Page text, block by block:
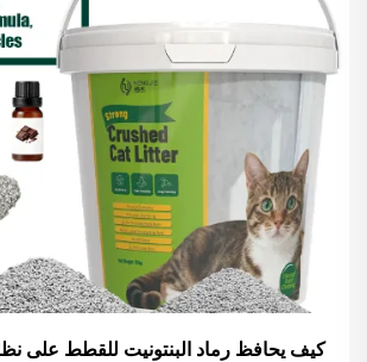
كيف يحافظ رماد البنتونيت للقطط على